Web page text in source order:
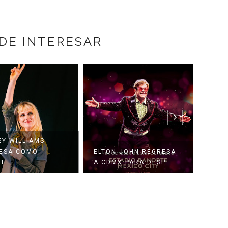
INTERESAR
WILLIAMS
COMO
ELTON JOHN REGRESA
A CDMX PARA DESP...